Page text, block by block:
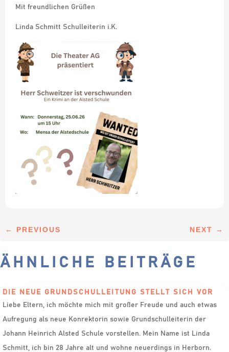
Mit freundlichen Grüßen
Linda Schmitt Schulleiterin i.K.
← PREVIOUS NEXT →
ÄHNLICHE BEITRÄGE
DIE NEUE GRUNDSCHULLEITUNG STELLT SICH VOR
Liebe Eltern, ich möchte mich mit großer Freude und auch etwas
Aufregung als neue Konrektorin sowie Grundschulleiterin der
Johann Heinrich Alsted Schule vorstellen. Mein Name ist Linda
Schmitt, ich bin 28 Jahre alt und wohne neuerdings in Herborn.